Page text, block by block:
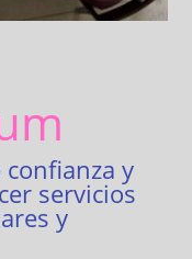
y
servicios
y